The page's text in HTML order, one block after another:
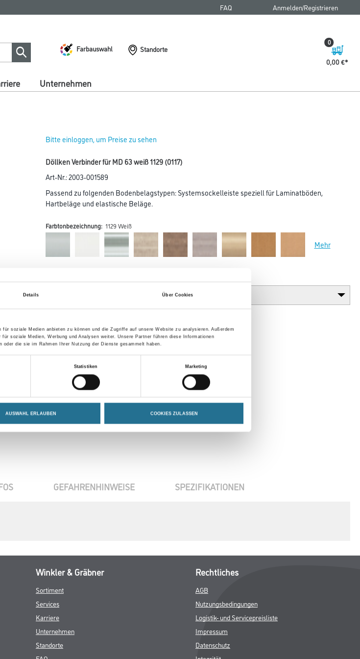
Details Über Cookies
soziale Medien anbieten zu können und die Zugriffe auf unsere Website zu analysieren. Außerdem
soziale Medien, Werbung und Analysen weiter. Unsere Partner führen diese Informationen
die sie im Rahmen Ihrer Nutzung der Dienste gesammelt haben.
Statistiken Marketing
AUSWAHL ERLAUBEN COOKIES ZULASSEN
FAQ Anmelden/Registrieren
Farbauswahl
Standorte
0,00 €
0
Unternehmen
Bitte einloggen, um Preise zu sehen
Döllken Verbinder für MD 63 weiß 1129 (0117)
Art-Nr.:2003-001589
Passend zu folgenden Bodenbelagstypen: Systemsockelleiste speziell für Laminatböden,
Hartbeläge und elastische Beläge.
Farbtonbezeichnung: 1129 Weiß
Mehr
Umrechnungsfaktoren
GEFAHRENHINWEISE SPEZIFIKATIONEN
Winkler & Gräbner
Sortiment
Services
Karriere
Unternehmen
Standorte
Rechtliches
AGB
Nutzungsbedingungen
Logistik- und Servicepreisliste
Impressum
Datenschutz